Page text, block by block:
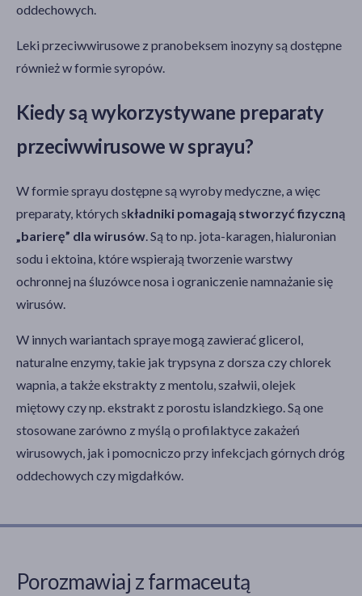
oddechowych.
Leki przeciwwirusowe z pranobeksem inozyny są dostępne
również w formie syropów.
Kiedy są wykorzystywane preparaty
przeciwwirusowe w sprayu?
W formie sprayu dostępne są wyroby medyczne, a więc
preparaty, których składniki pomagają stworzyć fizyczną
„barierę” dla wirusów . Są to np. jota-karagen, hialuronian
sodu i ektoina, które wspierają tworzenie warstwy
ochronnej na śluzówce nosa i ograniczenie namnażanie się
wirusów.
W innych wariantach spraye mogą zawierać glicerol,
naturalne enzymy, takie jak trypsyna z dorsza czy chlorek
wapnia, a także ekstrakty z mentolu, szałwii, olejek
miętowy czy np. ekstrakt z porostu islandzkiego. Są one
stosowane zarówno z myślą o profilaktyce zakażeń
wirusowych, jak i pomocniczo przy infekcjach górnych dróg
oddechowych czy migdałków.
Porozmawiaj z farmaceutą